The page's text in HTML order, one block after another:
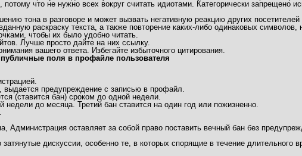
что не нужно всех вокруг считать идиотами. Категорически запрещено
тона в разговоре и может вызвать негативную реакцию других
раскраску текста, а также повторение каких-либо одинаковых символов,
чтобы их было удобно читать.
Лучше просто дайте на них ссылку.
вашего ответа. Избегайте избыточного цитирования.
поля в профайле пользователя
выдается предупреждение с записью в профайл.
(ставится бан) сроком до одной недели.
до месяца. Третий бан ставится на один год или пожизненно.
Администрация оставляет за собой право поставить вечный бан без
дискуссии, особенно те, в которых спорящие в течение длительного